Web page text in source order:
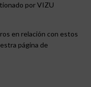
por VIZU
en relación con estos
página de